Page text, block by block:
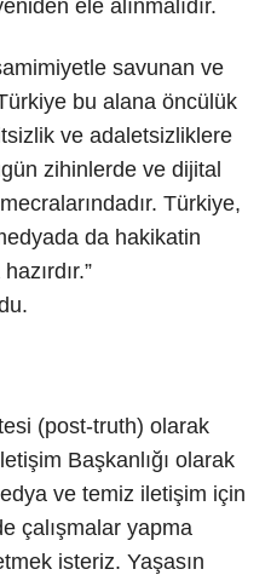
ele alınmalıdır.
savunan ve
bu alana öncülük
ve adaletsizliklere
zihinlerde ve dijital
Türkiye,
da hakikatin
(post-truth) olarak
Başkanlığı olarak
ve temiz iletişim için
çalışmalar yapma
isteriz. Yaşasın